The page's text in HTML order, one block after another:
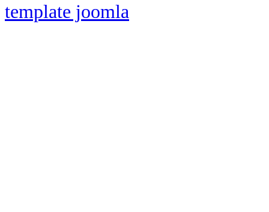
template joomla